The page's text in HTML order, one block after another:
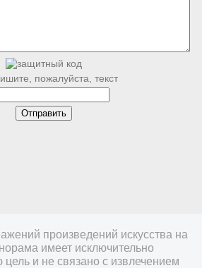
пожалуйста, текст
произведений искусства на
имеет исключительно
и не связано с извлечением